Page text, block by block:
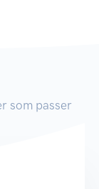
som passer